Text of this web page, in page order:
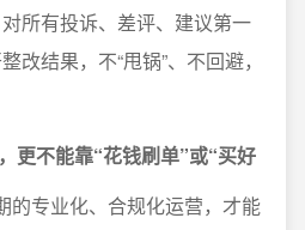
所有投诉、差评、建议第一
改结果，不“甩锅”、不回避，
更不能靠“花钱刷单”或“买好
的专业化、合规化运营，才能